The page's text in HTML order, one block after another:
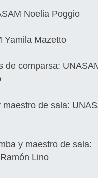
Noelia Poggio
Yamila Mazetto
de comparsa:
de sala:
y maestro de sala:
Lino